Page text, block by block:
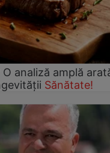
analiză amplă
Sănătate!